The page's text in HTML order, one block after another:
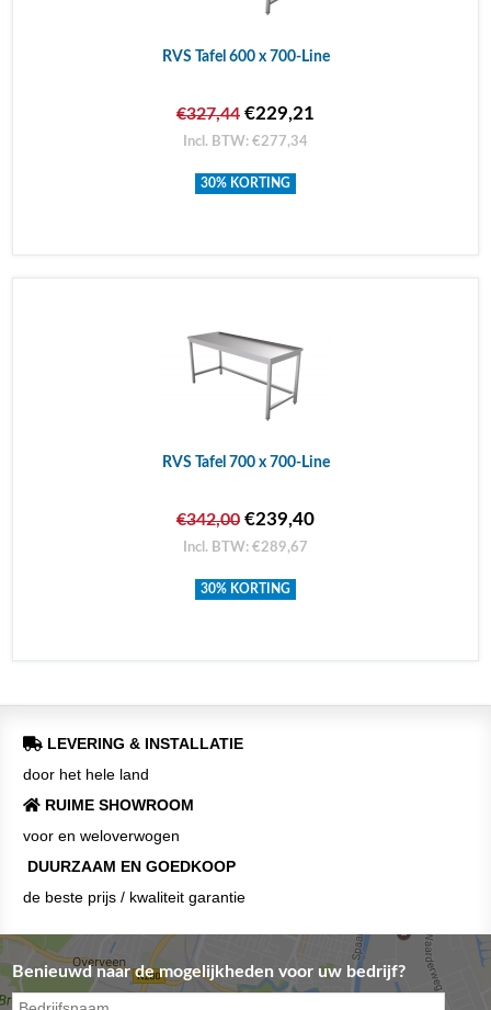
RVS Tafel 600 x 700-Line
€327,44 €229,21
Incl. BTW: €277,34
30% KORTING
RVS Tafel 700 x 700-Line
€342,00 €239,40
Incl. BTW: €289,67
30% KORTING
LEVERING & INSTALLATIE
door het hele land
RUIME SHOWROOM
voor en weloverwogen
DUURZAAM EN GOEDKOOP
de beste prijs / kwaliteit garantie
Benieuwd naar de mogelijkheden voor uw bedrijf?